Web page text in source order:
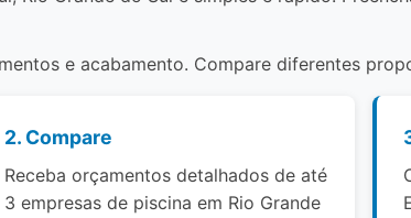
e acabamento. Compare diferentes
2. Compare
Receba orçamentos detalhados de até
3 empresas de piscina em Rio Grande